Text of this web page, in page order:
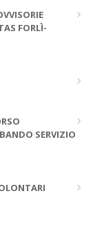
FORLÌ-
SERVIZIO